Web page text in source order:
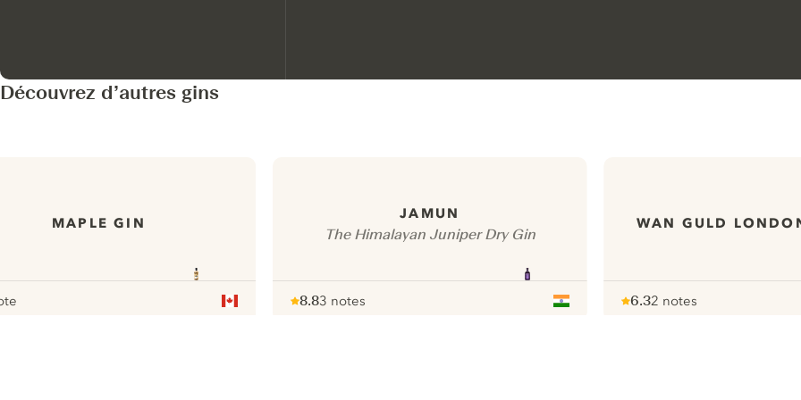
Découvrez d’autres gins
MAPLE GIN
JAMUN
The Himalayan Juniper Dry Gin
8.83 notes
WAN GULD
6.32 notes